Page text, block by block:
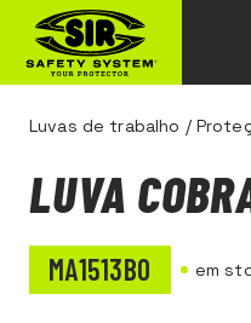
Luvas de trabalho /
LUVA
MA1513B0 em